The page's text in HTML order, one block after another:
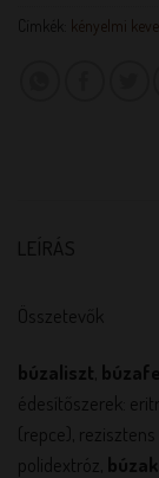
Címkék:
kényelmi
LEÍRÁS
Összetevők
búzaliszt
édesítőszerek:
(repce),
polidextróz,